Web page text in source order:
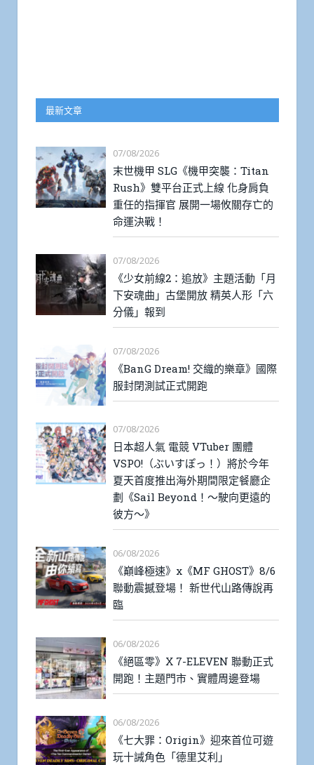
最新文章
07/08/2026
末世機甲 SLG《機甲突襲：Titan
Rush》雙平台正式上線 化身肩負
重任的指揮官 展開一場攸關存亡的
命運決戰！
07/08/2026
《少女前線2：追放》主題活動「月
下安魂曲」古堡開放 精英人形「六
分儀」報到
07/08/2026
《BanG Dream! 交織的樂章》國際
服封閉測試正式開跑
07/08/2026
日本超人氣 電競 VTuber 團體
VSPO!（ぶいすぽっ！）將於今年
夏天首度推出海外期間限定餐廳企
劃《Sail Beyond！～駛向更遠的
彼方～》
06/08/2026
《巔峰極速》x《MF GHOST》8/6
聯動震撼登場！ 新世代山路傳說再
臨
06/08/2026
《絕區零》X 7-ELEVEN 聯動正式
開跑！主題門市、實體周邊登場
06/08/2026
《七大罪：Origin》迎來首位可遊
玩十誡角色「德里艾利」